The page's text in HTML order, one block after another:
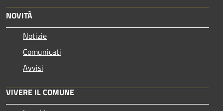
NOVITÀ
Notizie
Comunicati
Avvisi
VIVERE IL COMUNE